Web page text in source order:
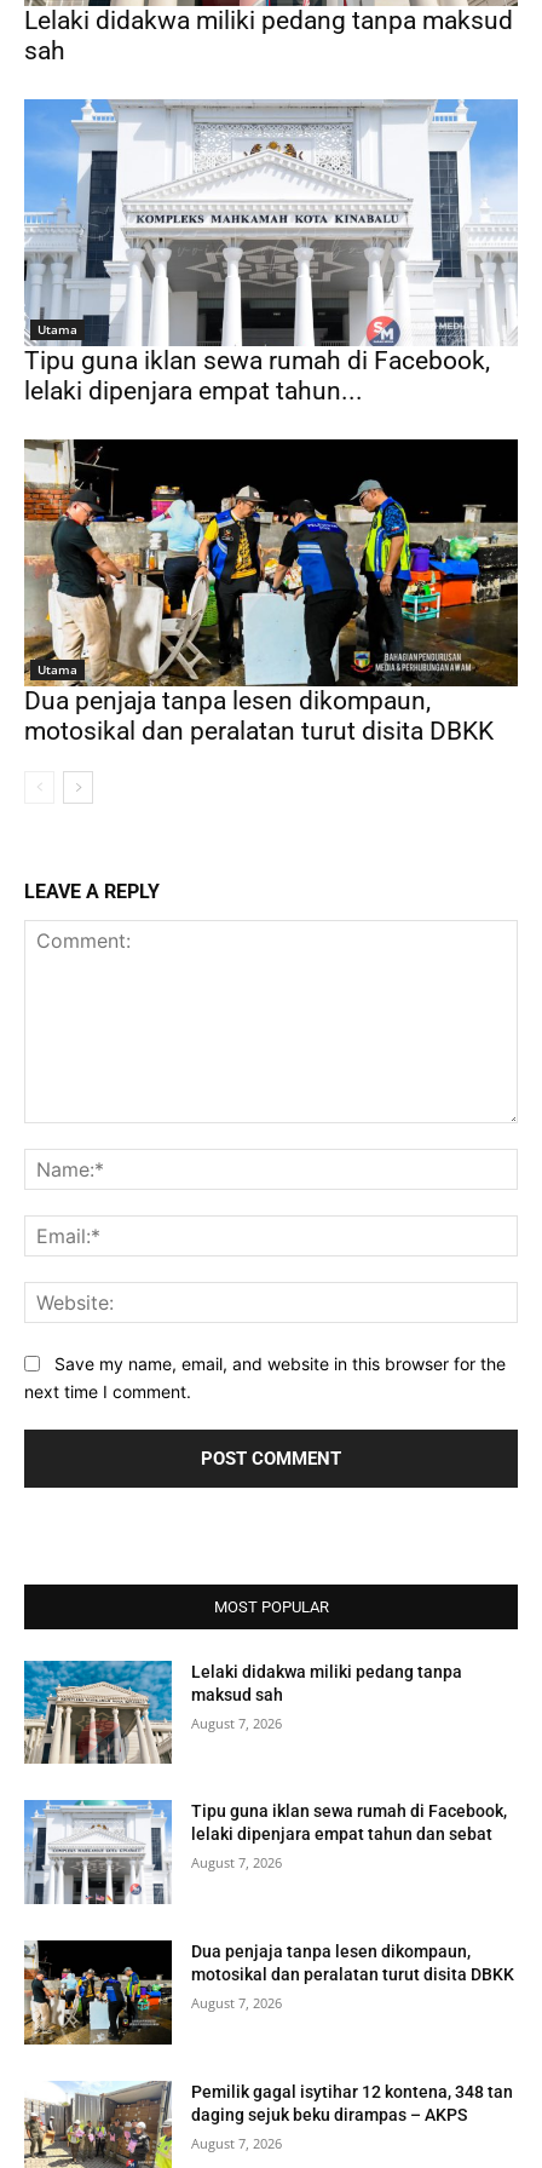
Lelaki didakwa miliki pedang tanpa maksud
sah
Utama
Tipu guna iklan sewa rumah di Facebook,
lelaki dipenjara empat tahun...
Utama
Dua penjaja tanpa lesen dikompaun,
motosikal dan peralatan turut disita DBKK
LEAVE A REPLY
Save my name, email, and website in this browser for the
next time I comment.
MOST POPULAR
Lelaki didakwa miliki pedang tanpa
maksud sah
August 7, 2026
Tipu guna iklan sewa rumah di Facebook,
lelaki dipenjara empat tahun dan sebat
August 7, 2026
Dua penjaja tanpa lesen dikompaun,
motosikal dan peralatan turut disita DBKK
August 7, 2026
Pemilik gagal isytihar 12 kontena, 348 tan
daging sejuk beku dirampas – AKPS
August 7, 2026